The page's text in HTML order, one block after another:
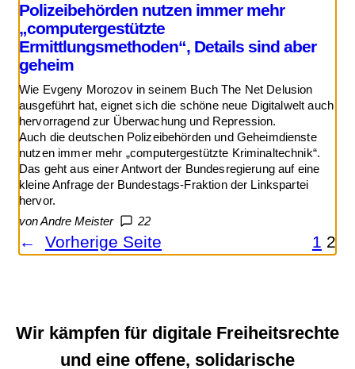
Polizeibehörden nutzen immer mehr
„computergestützte
Ermittlungsmethoden“, Details sind aber
geheim
Wie Evgeny Morozov in seinem Buch The Net Delusion
ausgeführt hat, eignet sich die schöne neue Digitalwelt auch
hervorragend zur Überwachung und Repression.
Auch die deutschen Polizeibehörden und Geheimdienste
nutzen immer mehr „computergestützte Kriminaltechnik“.
Das geht aus einer Antwort der Bundesregierung auf eine
kleine Anfrage der Bundestags-Fraktion der Linkspartei
hervor.
von Andre Meister
22
← Vorherige Seite 1 2
Wir kämpfen für digitale Freiheitsrechte
und eine offene, solidarische